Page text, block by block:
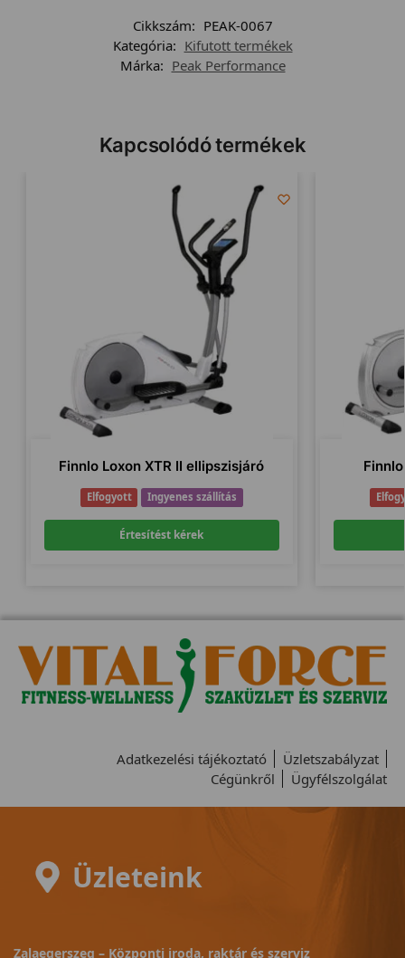
Cikkszám: PEAK-0067
Kategória: Kifutott termékek
Márka: Peak Performance
Kapcsolódó termékek
Finnlo Loxon XTR II ellipszisjáró
Elfogyott Ingyenes szállítás
Értesítést kérek
Adatkezelési tájékoztató
Üzletszabályzat
Cégünkről
Ügyfélszolgálat
Üzleteink
Zalaegerszeg – Központi iroda, raktár és szerviz